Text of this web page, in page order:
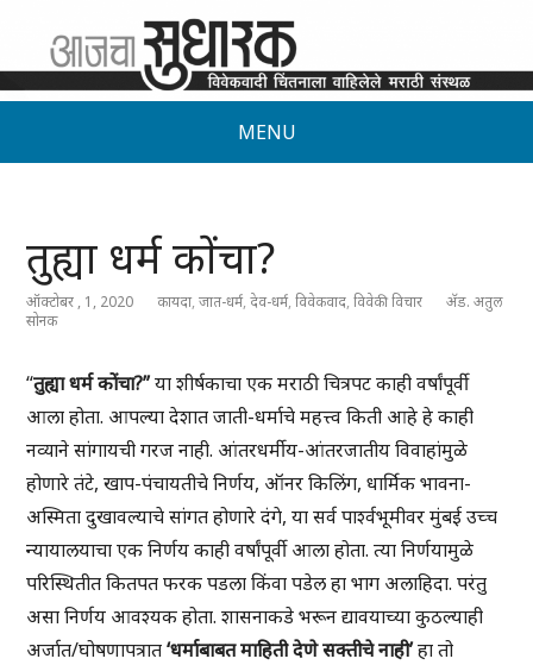
MENU
तुह्या धर्म कोंचा?
ऑक्टोबर , 1, 2020 कायदा,जात-धर्म,देव-धर्म,विवेकवाद,विवेकी विचार
अ‍ॅड. अतुल
सोनक
“तुह्या धर्म कोंचा?”या शीर्षकाचा एक मराठी चित्रपट काही वर्षांपूर्वी
आला होता. आपल्या देशात जाती-धर्माचे महत्त्व किती आहे हे काही
नव्याने सांगायची गरज नाही. आंतरधर्मीय-आंतरजातीय विवाहांमुळे
होणारे तंटे, खाप-पंचायतीचे निर्णय, ऑनर किलिंग, धार्मिक भावना-
अस्मिता दुखावल्याचे सांगत होणारे दंगे, या सर्व पार्श्वभूमीवर मुंबई उच्च
न्यायालयाचा एक निर्णय काही वर्षांपूर्वी आला होता. त्या निर्णयामुळे
परिस्थितीत कितपत फरक पडला किंवा पडेल हा भाग अलाहिदा. परंतु
असा निर्णय आवश्यक होता. शासनाकडे भरून द्यावयाच्या कुठल्याही
अर्जात/घोषणापत्रात‘धर्माबाबत माहिती देणे सक्तीचे नाही’हा तो